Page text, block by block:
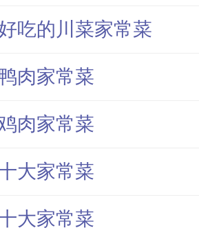
吃的川菜家常菜
肉家常菜
肉家常菜
大家常菜
大家常菜